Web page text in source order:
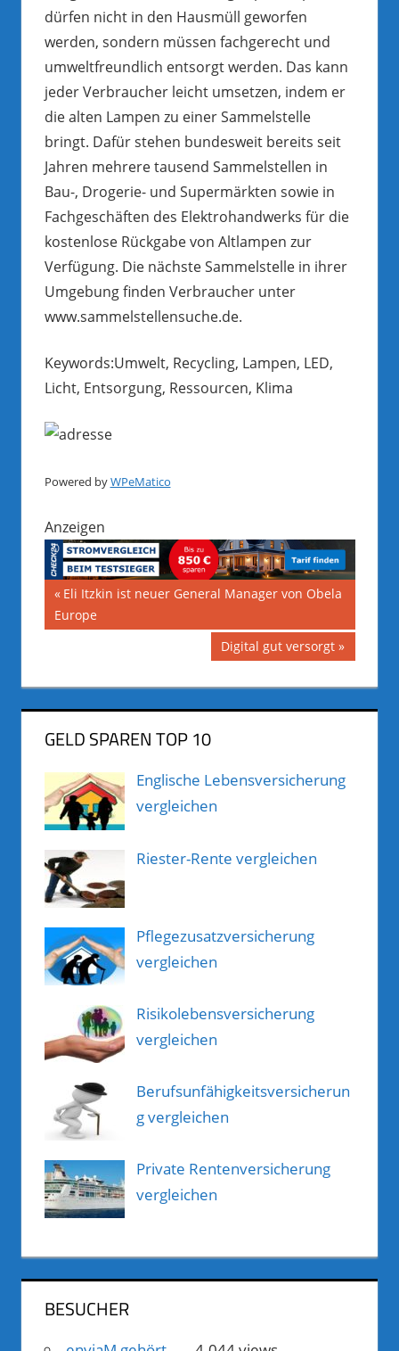
dürfen nicht in den Hausmüll geworfen
werden, sondern müssen fachgerecht und
umweltfreundlich entsorgt werden. Das kann
jeder Verbraucher leicht umsetzen, indem er
die alten Lampen zu einer Sammelstelle
bringt. Dafür stehen bundesweit bereits seit
Jahren mehrere tausend Sammelstellen in
Bau-, Drogerie- und Supermärkten sowie in
Fachgeschäften des Elektrohandwerks für die
kostenlose Rückgabe von Altlampen zur
Verfügung. Die nächste Sammelstelle in ihrer
Umgebung finden Verbraucher unter
www.sammelstellensuche.de.
Keywords:Umwelt, Recycling, Lampen, LED,
Licht, Entsorgung, Ressourcen, Klima
Powered byWPeMatico
Anzeigen
Beitragsnavigation
Vorheriger
Beitrag:
Eli Itzkin ist neuer General Manager von Obela
Europe
Nächster
Digital gut versorgt
GELD SPAREN TOP 10
Englische Lebensversicherung
vergleichen
Riester-Rente vergleichen
Pflegezusatzversicherung
vergleichen
Risikolebensversicherung
vergleichen
Berufsunfähigkeitsversicherun
g vergleichen
Private Rentenversicherung
vergleichen
BESUCHER